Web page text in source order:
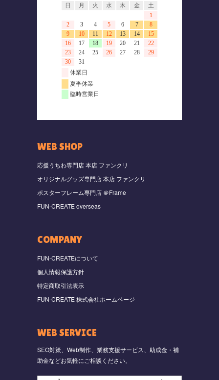
WEB SHOP
応援うちわ専門店 本店 ファンクリ
オリジナルグッズ専門店 本店 ファンクリ
ポスターフレーム専門店 ＠Frame
FUN-CREATE overseas
COMPANY
FUN-CREATEについて
個人情報保護方針
特定商取引法表示
FUN-CREATE 株式会社ホームページ
WEB SERVICE
SEO対策、Web制作、業務支援サービス、助成金・補
助金などお気軽にご相談ください。